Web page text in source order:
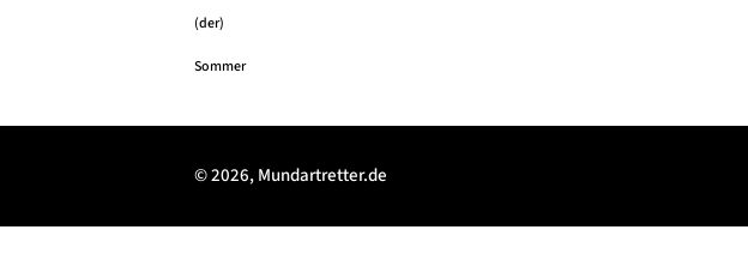
(der)
Sommer
© 2026, Mundartretter.de